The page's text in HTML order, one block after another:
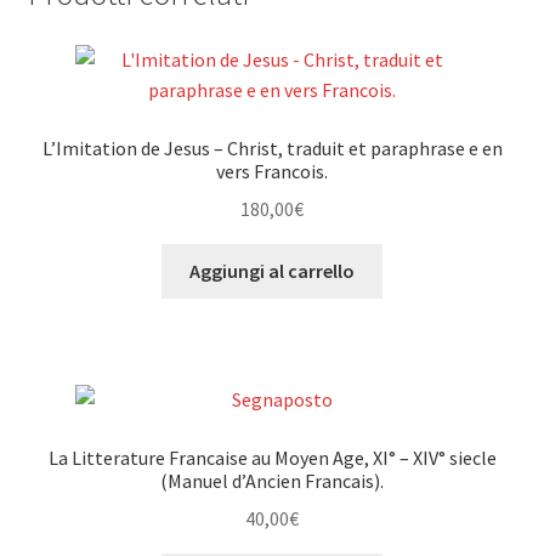
L’Imitation de Jesus – Christ, traduit et paraphrase e en
vers Francois.
180,00€
Aggiungi al carrello
La Litterature Francaise au Moyen Age, XI° – XIV° siecle
(Manuel d’Ancien Francais).
40,00€